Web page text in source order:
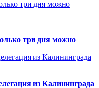
три дня можно
из Калининграда